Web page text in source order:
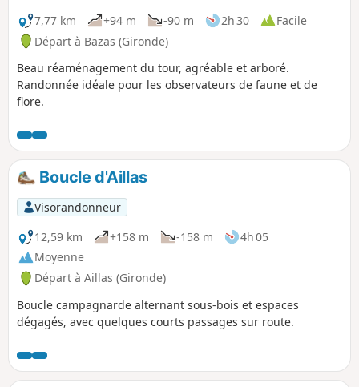
7,77 km
+94 m -90 m 2h 30
Facile
Départ à Bazas (Gironde)
Beau réaménagement du tour, agréable et arboré.
Randonnée idéale pour les observateurs de faune et de
flore.
Boucle d'Aillas
Visorandonneur
12,59 km
+158 m -158 m
4h 05
Moyenne
Départ à Aillas (Gironde)
Boucle campagnarde alternant sous-bois et espaces
dégagés, avec quelques courts passages sur route.